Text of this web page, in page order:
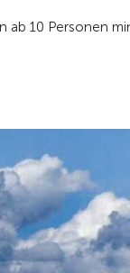
ab 10 Personen